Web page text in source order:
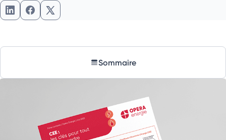
Partager l'article sur LinkedIn
Partager l'article sur Facebook
Partager l'article sur X
Sommaire